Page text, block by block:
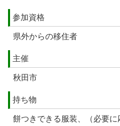
参加資格
県外からの移住者
主催
秋田市
持ち物
餅つきできる服装、（必要